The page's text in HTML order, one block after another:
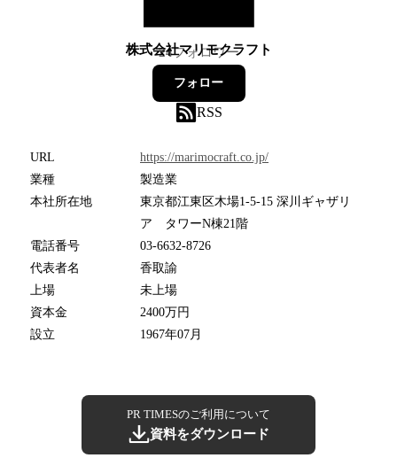
株式会社マリモクラフト
24フォロワー
フォロー
RSS
URL
https://marimocraft.co.jp/
業種
製造業
本社所在地
東京都江東区木場1-5-15 深川ギャザリ
ア タワーN棟21階
電話番号
03-6632-8726
代表者名
香取諭
上場
未上場
資本金
2400万円
設立
1967年07月
PR TIMESのご利用について
資料をダウンロード